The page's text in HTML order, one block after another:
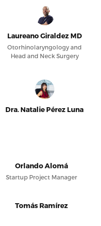
Laureano Giraldez MD
Otorhinolaryngology and
Head and Neck Surgery
Dra. Natalie Pérez Luna
Orlando Alomá
Startup Project Manager
Tomás Ramírez